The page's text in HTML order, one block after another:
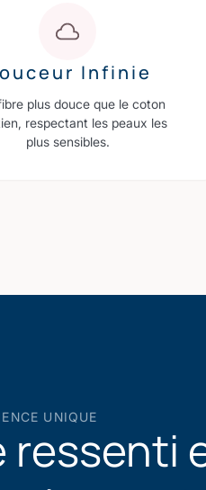
Infinie
plus douce que le coton
respectant les peaux les
plus sensibles.
UNIQUE
ressenti